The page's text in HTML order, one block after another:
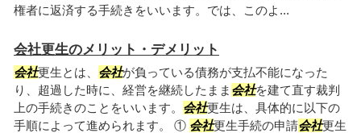
権者に返済する手続きをいいます。では、このよ...
会社更生のメリット・デメリット
会社更生とは、 会社が負っている債務が支払不能になった
り、超過した時に、経営を継続したまま 会社を建て直す裁判
上の手続きのことをいいます。 会社更生は、具体的に以下の
手順によって進められます。 ① 会社更生手続の申請会社更生